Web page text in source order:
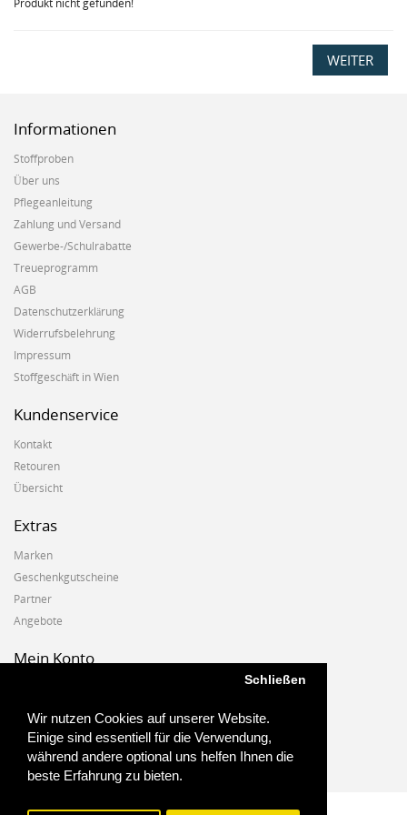
Wir nutzen Cookies auf unserer Website.
Einige sind essentiell für die Verwendung,
während andere optional uns helfen Ihnen die
beste Erfahrung zu bieten.
Schließen
Produkt nicht gefunden!
WEITER
Informationen
Stoffproben
Über uns
Pflegeanleitung
Zahlung und Versand
Gewerbe-/Schulrabatte
Treueprogramm
AGB
Datenschutzerklärung
Widerrufsbelehrung
Impressum
Stoffgeschäft in Wien
Kundenservice
Kontakt
Retouren
Übersicht
Extras
Marken
Geschenkgutscheine
Partner
Angebote
Mein Konto
Auftragshistorie
Wunschzettel
Newsletter